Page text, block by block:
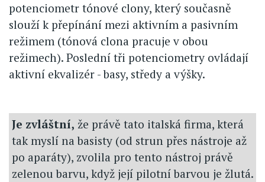
potenciometr tónové clony, který současně
slouží k přepínání mezi aktivním a pasivním
režimem (tónová clona pracuje v obou
režimech). Poslední tři potenciometry ovládají
aktivní ekvalizér - basy, středy a výšky.
Je zvláštní, že právě tato italská firma, která
tak myslí na basisty (od strun přes nástroje až
po aparáty), zvolila pro tento nástroj právě
zelenou barvu, když její pilotní barvou je žlutá.